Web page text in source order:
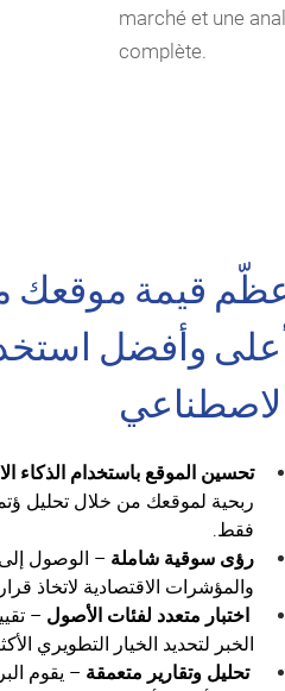
marché et une
complète.
قيمة موقعك
وأفضل
تحسين الموقع باستخدام الذكاء
فقط.
رؤى سوقية شاملة – الوصول
والمؤشرات الاقتصادية لاتخاذ
اختبار متعدد لفئات الأصول –
الخبر لتحديد الخيار التطويري
تحليل وتقارير متعمقة – يقوم